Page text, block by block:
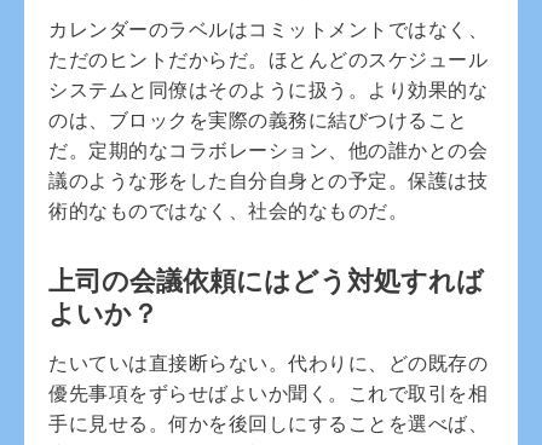
カレンダーのラベルはコミットメントではなく、
ただのヒントだからだ。ほとんどのスケジュール
システムと同僚はそのように扱う。より効果的な
のは、ブロックを実際の義務に結びつけること
だ。定期的なコラボレーション、他の誰かとの会
議のような形をした自分自身との予定。保護は技
術的なものではなく、社会的なものだ。
上司の会議依頼にはどう対処すれば
よいか？
たいていは直接断らない。代わりに、どの既存の
優先事項をずらせばよいか聞く。これで取引を相
手に見せる。何かを後回しにすることを選べば、